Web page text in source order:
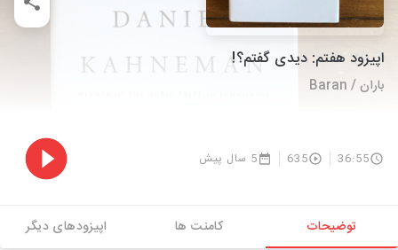
اپیزود هفتم: دیدی گفتم؟!
باران / Baran
36:55
635 5 سال پیش
توضیحات کامنت ها اپیزودهای دیگر